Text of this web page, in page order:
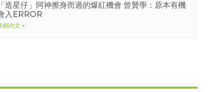
造星仔」阿神擦身而過的爆紅機會 曾贊學：原本有機
入ERROR
細內文 »